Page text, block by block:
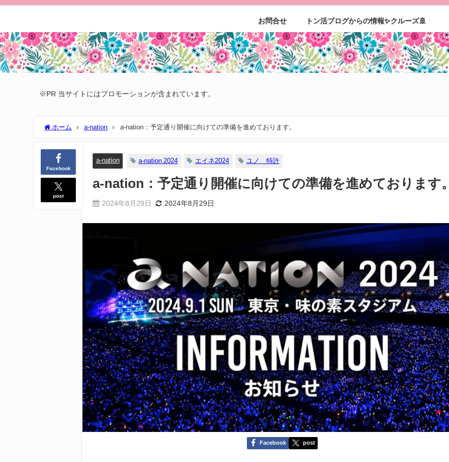
お問合せ トン活ブログからの情報✨クルーズ🚢
※PR 当サイトにはプロモーションが含まれています。
ホーム a-nation a-nation：予定通り開催に向けての準備を進めております。
Facebook
post
a-nation a-nation 2024 エイネ2024 ユノ 特許
a-nation：予定通り開催に向けての準備を進めております。
2024年8月29日 2024年8月29日
Facebook post